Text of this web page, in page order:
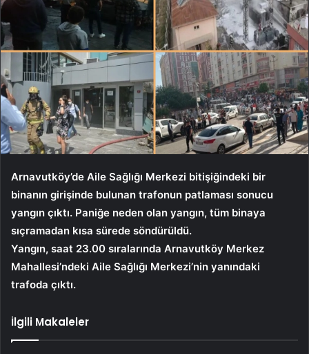
Arnavutköy’de Aile Sağlığı Merkezi bitişiğindeki bir
binanın girişinde bulunan trafonun patlaması sonucu
yangın çıktı. Paniğe neden olan yangın, tüm binaya
sıçramadan kısa sürede söndürüldü.
Yangın, saat 23.00 sıralarında Arnavutköy Merkez
Mahallesi’ndeki Aile Sağlığı Merkezi’nin yanındaki
trafoda çıktı.
İlgili Makaleler